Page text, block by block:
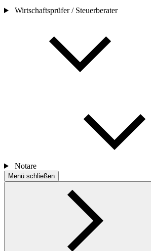
Wirtschaftsprüfer / Steuerberater
Notare
Menü schließen